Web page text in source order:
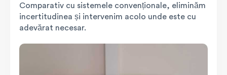
Comparativ cu sistemele convenționale, eliminăm
incertitudinea și intervenim acolo unde este cu
adevărat necesar.